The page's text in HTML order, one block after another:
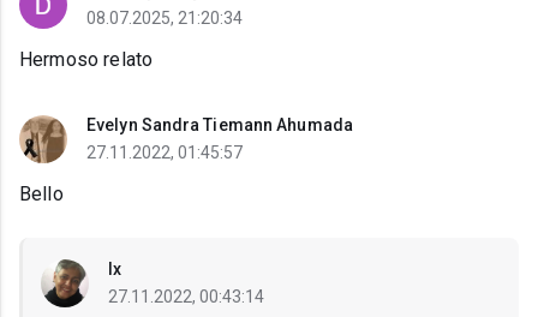
08.07.2025, 21:20:34
Hermoso relato
Evelyn Sandra Tiemann Ahumada
27.11.2022, 01:45:57
Bello
Ix
27.11.2022, 00:43:14